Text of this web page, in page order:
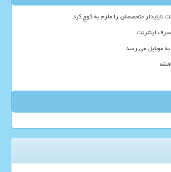
ناپایدار متخصصان را ملزم به کوچ کرد
اینترنت
به موبایل می رسد